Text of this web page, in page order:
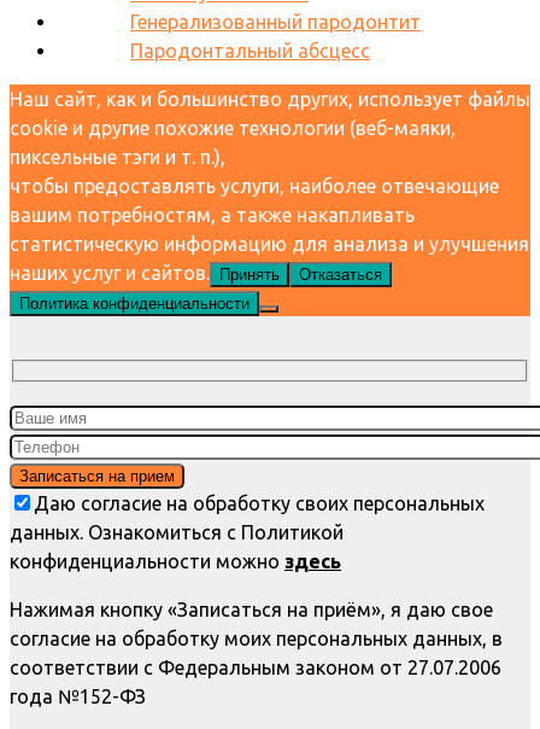
Генерализованный пародонтит
Пародонтальный абсцесс
Наш сайт, как и большинство других, использует файлы
cookie и другие похожие технологии (веб-маяки,
пиксельные тэги и т. п.),
чтобы предоставлять услуги, наиболее отвечающие
вашим потребностям, а также накапливать
статистическую информацию для анализа и улучшения
наших услуг и сайтов. Принять
Отказаться
Политика конфиденциальности
Даю согласие на обработку своих персональных
данных. Ознакомиться с Политикой
конфиденциальности можно здесь
Нажимая кнопку «Записаться на приём», я даю свое
согласие на обработку моих персональных данных, в
соответствии с Федеральным законом от 27.07.2006
года №152-ФЗ